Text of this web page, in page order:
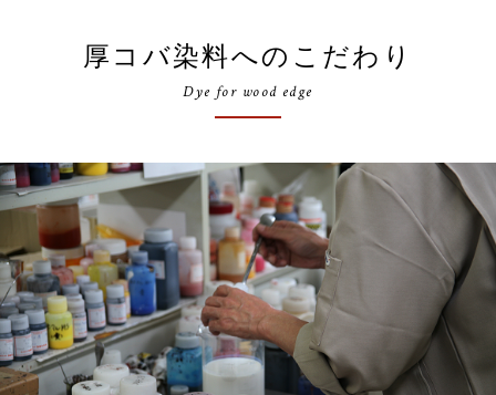
厚コバ染料へのこだわり
Dye for wood edge